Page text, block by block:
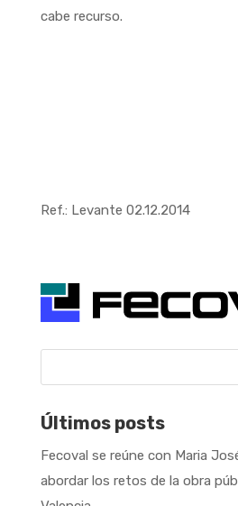
cabe recurso.
Ref.: Levante 02.12.2014
Últimos posts
Fecoval se reúne con Maria
abordar los retos de la obra